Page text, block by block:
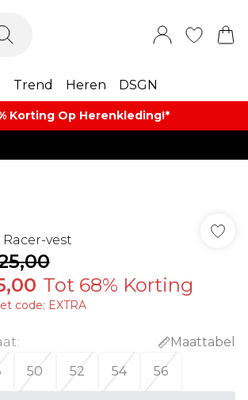
Trend Heren DSGN
Korting Op Herenkleding​!*​
vest
Tot 68% Korting
code: EXTRA
:
Maattabel
50 52 54 56